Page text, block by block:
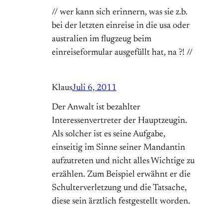
// wer kann sich erinnern, was sie z.b.
bei der letzten einreise in die usa oder
australien im flugzeug beim
einreiseformular ausgefüllt hat, na ?! //
KlausJuli 6, 2011
Der Anwalt ist bezahlter
Interessenvertreter der Hauptzeugin.
Als solcher ist es seine Aufgabe,
einseitig im Sinne seiner Mandantin
aufzutreten und nicht alles Wichtige zu
erzählen. Zum Beispiel erwähnt er die
Schulterverletzung und die Tatsache,
diese sein ärztlich festgestellt worden.